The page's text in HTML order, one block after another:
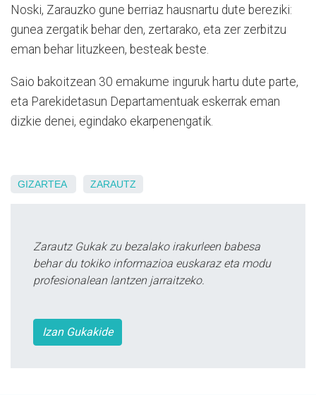
Noski, Zarauzko gune berriaz hausnartu dute bereziki:
gunea zergatik behar den, zertarako, eta zer zerbitzu
eman behar lituzkeen, besteak beste.
Saio bakoitzean 30 emakume inguruk hartu dute parte,
eta Parekidetasun Departamentuak eskerrak eman
dizkie denei, egindako ekarpenengatik.
GIZARTEA ZARAUTZ
Zarautz Gukak zu bezalako irakurleen babesa
behar du tokiko informazioa euskaraz eta modu
profesionalean lantzen jarraitzeko.
Izan Gukakide